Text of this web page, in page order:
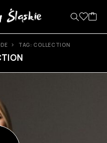
TAG: COLLECTION